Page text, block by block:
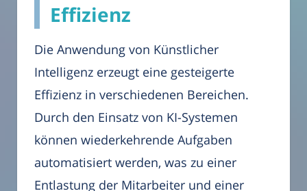
Effizienz
Die Anwendung von Künstlicher
Intelligenz erzeugt eine gesteigerte
Effizienz in verschiedenen Bereichen.
Durch den Einsatz von KI-Systemen
können wiederkehrende Aufgaben
automatisiert werden, was zu einer
Entlastung der Mitarbeiter und einer